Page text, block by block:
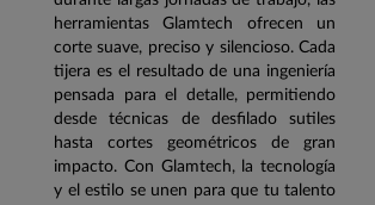
herramientas Glamtech ofrecen un
corte suave, preciso y silencioso. Cada
tijera es el resultado de una ingeniería
pensada para el detalle, permitiendo
desde técnicas de desfilado sutiles
hasta cortes geométricos de gran
impacto. Con Glamtech, la tecnología
y el estilo se unen para que tu talento